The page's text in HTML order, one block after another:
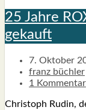
25 Jah­re
gekauft
7. Oktober
franz büchler
1 Kommentar
Chris­toph Rudin,